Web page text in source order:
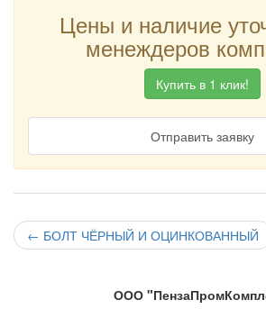
Цены и наличие
менеждеров
Купить в 1 клик!
Отправить заявку
← БОЛТ ЧЁРНЫЙ И ОЦИНКОВАННЫЙ
ООО